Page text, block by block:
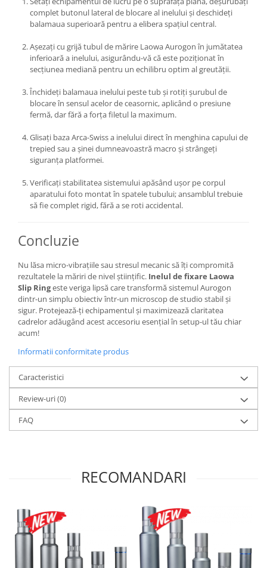
trecere
Calibrare expunere
Imprimante si Consumabile
Cartuse si cerneluri
Scannere Documente
Hartie foto
Filme foto si scanere film
Materiale foto alb-negru
Filme instant FUJI INSTAX
Chimicale developare film alb-
diapozitive 35mm color
negative 35mm alb-negru
negative 35mm color
negative late 120mm alb-negru
negative late 120mm color
Scanere Film
Binocluri, Lupe si Telescoape
Binocluri
Lunete
Accesorii pentru Lunete si
Telescoape
Aparate foto de colectie , cu vizare
laterala
Aparate foto de colectie TLR -
complet butonul lateral de blocare al inelului și deschideți
balamaua superioară pentru a elibera spațiul central.
Așezați cu grijă tubul de mărire Laowa Aurogon în jumătatea
inferioară a inelului, asigurându-vă că este poziționat în
secțiunea mediană pentru un echilibru optim al greutății.
Închideți balamaua inelului peste tub și rotiți șurubul de
blocare în sensul acelor de ceasornic, aplicând o presiune
fermă, dar fără a forța filetul la maximum.
Glisați baza Arca-Swiss a inelului direct în menghina capului de
trepied sau a șinei dumneavoastră macro și strângeți
siguranța platformei.
Verificați stabilitatea sistemului apăsând ușor pe corpul
aparatului foto montat în spatele tubului; ansamblul trebuie
să fie complet rigid, fără a se roti accidental.
Concluzie
Nu lăsa micro-vibrațiile sau stresul mecanic să îți compromită
rezultatele la măriri de nivel științific. Inelul de fixare Laowa
Slip Ringeste veriga lipsă care transformă sistemul Aurogon
dintr-un simplu obiectiv într-un microscop de studio stabil și
sigur. Protejează-ți echipamentul și maximizează claritatea
cadrelor adăugând acest accesoriu esențial în setup-ul tău chiar
acum!
Informatii conformitate produs
Caracteristici
Review-uri(0)
FAQ
RECOMANDARI